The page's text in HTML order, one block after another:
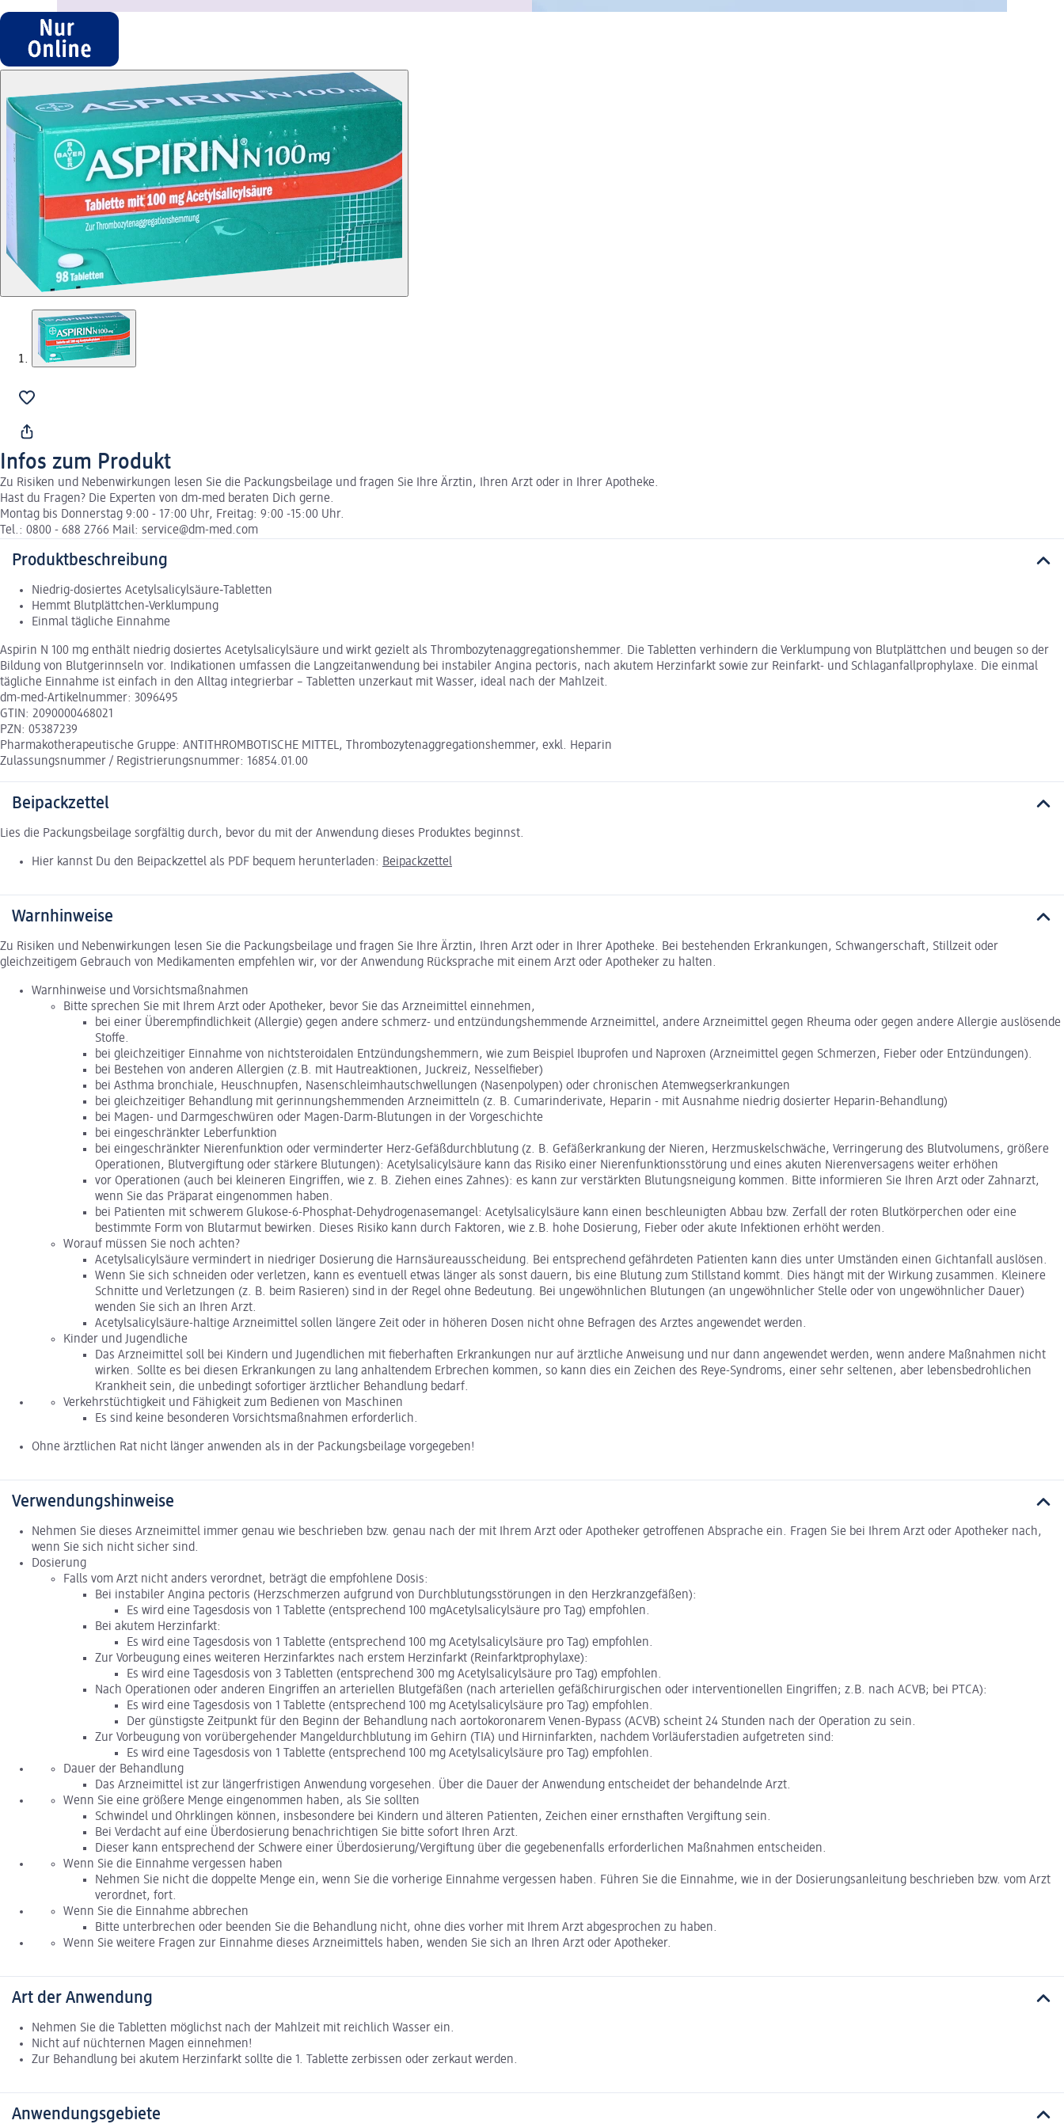
Infos zum Produkt
Zu Risiken und Nebenwirkungen lesen Sie die Packungsbeilage und fragen Sie Ihre Ärztin, Ihren Arzt oder in Ihrer Apotheke.
Hast du Fragen? Die Experten von dm-med beraten Dich gerne.
Montag bis Donnerstag 9:00 - 17:00 Uhr, Freitag: 9:00 -15:00 Uhr.
Tel.: 0800 - 688 2766 Mail: service@dm-med.com
Produktbeschreibung
Niedrig-dosiertes Acetylsalicylsäure‑Tabletten
Hemmt Blutplättchen‑Verklumpung
Einmal tägliche Einnahme
Aspirin N 100 mg enthält niedrig dosiertes Acetylsalicylsäure und wirkt gezielt als Thrombozytenaggregationshemmer. Die Tabletten verhindern die Verklumpung von Blutplättchen und beugen so der
Bildung von Blutgerinnseln vor. Indikationen umfassen die Langzeitanwendung bei instabiler Angina pectoris, nach akutem Herzinfarkt sowie zur Reinfarkt- und Schlaganfallprophylaxe. Die einmal
tägliche Einnahme ist einfach in den Alltag integrierbar – Tabletten unzerkaut mit Wasser, ideal nach der Mahlzeit.
dm-med-Artikelnummer: 3096495
GTIN: 2090000468021
PZN: 05387239
Pharmakotherapeutische Gruppe: ANTITHROMBOTISCHE MITTEL, Thrombozytenaggregationshemmer, exkl. Heparin
Zulassungsnummer / Registrierungsnummer: 16854.01.00
Beipackzettel
Lies die Packungsbeilage sorgfältig durch, bevor du mit der Anwendung dieses Produktes beginnst.
Hier kannst Du den Beipackzettel als PDF bequem herunterladen: Beipackzettel
Warnhinweise
Zu Risiken und Nebenwirkungen lesen Sie die Packungsbeilage und fragen Sie Ihre Ärztin, Ihren Arzt oder in Ihrer Apotheke. Bei bestehenden Erkrankungen, Schwangerschaft, Stillzeit oder
gleichzeitigem Gebrauch von Medikamenten empfehlen wir, vor der Anwendung Rücksprache mit einem Arzt oder Apotheker zu halten.
Warnhinweise und Vorsichtsmaßnahmen
Bitte sprechen Sie mit Ihrem Arzt oder Apotheker, bevor Sie das Arzneimittel einnehmen,
bei einer Überempfindlichkeit (Allergie) gegen andere schmerz- und entzündungshemmende Arzneimittel, andere Arzneimittel gegen Rheuma oder gegen andere Allergie auslösende
Stoffe.
bei gleichzeitiger Einnahme von nichtsteroidalen Entzündungshemmern, wie zum Beispiel Ibuprofen und Naproxen (Arzneimittel gegen Schmerzen, Fieber oder Entzündungen).
bei Bestehen von anderen Allergien (z.B. mit Hautreaktionen, Juckreiz, Nesselfieber)
bei Asthma bronchiale, Heuschnupfen, Nasenschleimhautschwellungen (Nasenpolypen) oder chronischen Atemwegserkrankungen
bei gleichzeitiger Behandlung mit gerinnungshemmenden Arzneimitteln (z. B. Cumarinderivate, Heparin - mit Ausnahme niedrig dosierter Heparin-Behandlung)
bei Magen- und Darmgeschwüren oder Magen-Darm-Blutungen in der Vorgeschichte
bei eingeschränkter Leberfunktion
bei eingeschränkter Nierenfunktion oder verminderter Herz-Gefäßdurchblutung (z. B. Gefäßerkrankung der Nieren, Herzmuskelschwäche, Verringerung des Blutvolumens, größere
Operationen, Blutvergiftung oder stärkere Blutungen): Acetylsalicylsäure kann das Risiko einer Nierenfunktionsstörung und eines akuten Nierenversagens weiter erhöhen
vor Operationen (auch bei kleineren Eingriffen, wie z. B. Ziehen eines Zahnes): es kann zur verstärkten Blutungsneigung kommen. Bitte informieren Sie Ihren Arzt oder Zahnarzt,
wenn Sie das Präparat eingenommen haben.
bei Patienten mit schwerem Glukose-6-Phosphat-Dehydrogenasemangel: Acetylsalicylsäure kann einen beschleunigten Abbau bzw. Zerfall der roten Blutkörperchen oder eine
bestimmte Form von Blutarmut bewirken. Dieses Risiko kann durch Faktoren, wie z.B. hohe Dosierung, Fieber oder akute Infektionen erhöht werden.
Worauf müssen Sie noch achten?
Acetylsalicylsäure vermindert in niedriger Dosierung die Harnsäureausscheidung. Bei entsprechend gefährdeten Patienten kann dies unter Umständen einen Gichtanfall auslösen.
Wenn Sie sich schneiden oder verletzen, kann es eventuell etwas länger als sonst dauern, bis eine Blutung zum Stillstand kommt. Dies hängt mit der Wirkung zusammen. Kleinere
Schnitte und Verletzungen (z. B. beim Rasieren) sind in der Regel ohne Bedeutung. Bei ungewöhnlichen Blutungen (an ungewöhnlicher Stelle oder von ungewöhnlicher Dauer)
wenden Sie sich an Ihren Arzt.
Acetylsalicylsäure-haltige Arzneimittel sollen längere Zeit oder in höheren Dosen nicht ohne Befragen des Arztes angewendet werden.
Kinder und Jugendliche
Das Arzneimittel soll bei Kindern und Jugendlichen mit fieberhaften Erkrankungen nur auf ärztliche Anweisung und nur dann angewendet werden, wenn andere Maßnahmen nicht
wirken. Sollte es bei diesen Erkrankungen zu lang anhaltendem Erbrechen kommen, so kann dies ein Zeichen des Reye-Syndroms, einer sehr seltenen, aber lebensbedrohlichen
Krankheit sein, die unbedingt sofortiger ärztlicher Behandlung bedarf.
Verkehrstüchtigkeit und Fähigkeit zum Bedienen von Maschinen
Es sind keine besonderen Vorsichtsmaßnahmen erforderlich.
Ohne ärztlichen Rat nicht länger anwenden als in der Packungsbeilage vorgegeben!
Verwendungshinweise
Nehmen Sie dieses Arzneimittel immer genau wie beschrieben bzw. genau nach der mit Ihrem Arzt oder Apotheker getroffenen Absprache ein. Fragen Sie bei Ihrem Arzt oder Apotheker nach,
wenn Sie sich nicht sicher sind.
Dosierung
Falls vom Arzt nicht anders verordnet, beträgt die empfohlene Dosis:
Bei instabiler Angina pectoris (Herzschmerzen aufgrund von Durchblutungsstörungen in den Herzkranzgefäßen):
Es wird eine Tagesdosis von 1 Tablette (entsprechend 100 mgAcetylsalicylsäure pro Tag) empfohlen.
Bei akutem Herzinfarkt:
Es wird eine Tagesdosis von 1 Tablette (entsprechend 100 mg Acetylsalicylsäure pro Tag) empfohlen.
Zur Vorbeugung eines weiteren Herzinfarktes nach erstem Herzinfarkt (Reinfarktprophylaxe):
Es wird eine Tagesdosis von 3 Tabletten (entsprechend 300 mg Acetylsalicylsäure pro Tag) empfohlen.
Nach Operationen oder anderen Eingriffen an arteriellen Blutgefäßen (nach arteriellen gefäßchirurgischen oder interventionellen Eingriffen; z.B. nach ACVB; bei PTCA):
Es wird eine Tagesdosis von 1 Tablette (entsprechend 100 mg Acetylsalicylsäure pro Tag) empfohlen.
Der günstigste Zeitpunkt für den Beginn der Behandlung nach aortokoronarem Venen-Bypass (ACVB) scheint 24 Stunden nach der Operation zu sein.
Zur Vorbeugung von vorübergehender Mangeldurchblutung im Gehirn (TIA) und Hirninfarkten, nachdem Vorläuferstadien aufgetreten sind:
Es wird eine Tagesdosis von 1 Tablette (entsprechend 100 mg Acetylsalicylsäure pro Tag) empfohlen.
Dauer der Behandlung
Das Arzneimittel ist zur längerfristigen Anwendung vorgesehen. Über die Dauer der Anwendung entscheidet der behandelnde Arzt.
Wenn Sie eine größere Menge eingenommen haben, als Sie sollten
Schwindel und Ohrklingen können, insbesondere bei Kindern und älteren Patienten, Zeichen einer ernsthaften Vergiftung sein.
Bei Verdacht auf eine Überdosierung benachrichtigen Sie bitte sofort Ihren Arzt.
Dieser kann entsprechend der Schwere einer Überdosierung/Vergiftung über die gegebenenfalls erforderlichen Maßnahmen entscheiden.
Wenn Sie die Einnahme vergessen haben
Nehmen Sie nicht die doppelte Menge ein, wenn Sie die vorherige Einnahme vergessen haben. Führen Sie die Einnahme, wie in der Dosierungsanleitung beschrieben bzw. vom Arzt
verordnet, fort.
Wenn Sie die Einnahme abbrechen
Bitte unterbrechen oder beenden Sie die Behandlung nicht, ohne dies vorher mit Ihrem Arzt abgesprochen zu haben.
Wenn Sie weitere Fragen zur Einnahme dieses Arzneimittels haben, wenden Sie sich an Ihren Arzt oder Apotheker.
Art der Anwendung
Nehmen Sie die Tabletten möglichst nach der Mahlzeit mit reichlich Wasser ein.
Nicht auf nüchternen Magen einnehmen!
Zur Behandlung bei akutem Herzinfarkt sollte die 1. Tablette zerbissen oder zerkaut werden.
Anwendungsgebiete